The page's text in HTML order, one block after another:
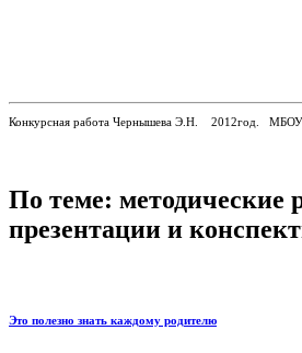
Конкурсная работа Чернышева Э.Н. 2012год.
По теме: методические
презентации и
Это полезно знать каждому родителю